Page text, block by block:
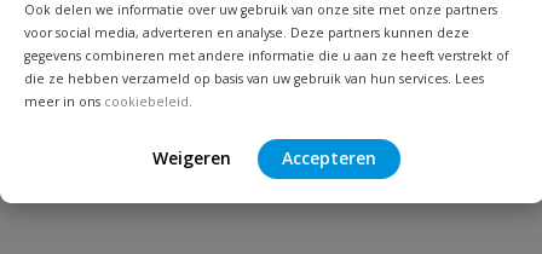
Ook delen we informatie over uw gebruik van onze site met onze partners
voor social media, adverteren en analyse. Deze partners kunnen deze
gegevens combineren met andere informatie die u aan ze heeft verstrekt of
die ze hebben verzameld op basis van uw gebruik van hun services. Lees
meer in ons cookiebeleid.
Weigeren Accepteren
Vraag en antwoord
Geen vragen
Heb je zelf ook een vraag over
Stel jouw
Beoordelingen
Bijpassende producten